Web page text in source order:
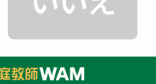
ン 30秒 ／